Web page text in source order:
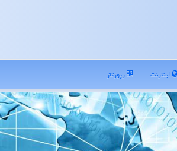
اینترنت رپورتاژ